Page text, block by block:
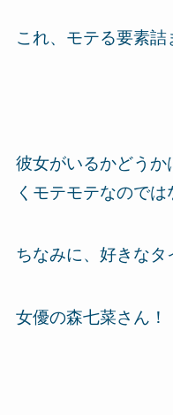
これ、モテる要素詰
彼女がいるかどうか
くモテモテなのでは
ちなみに、好きなタ
女優の森七菜さん！